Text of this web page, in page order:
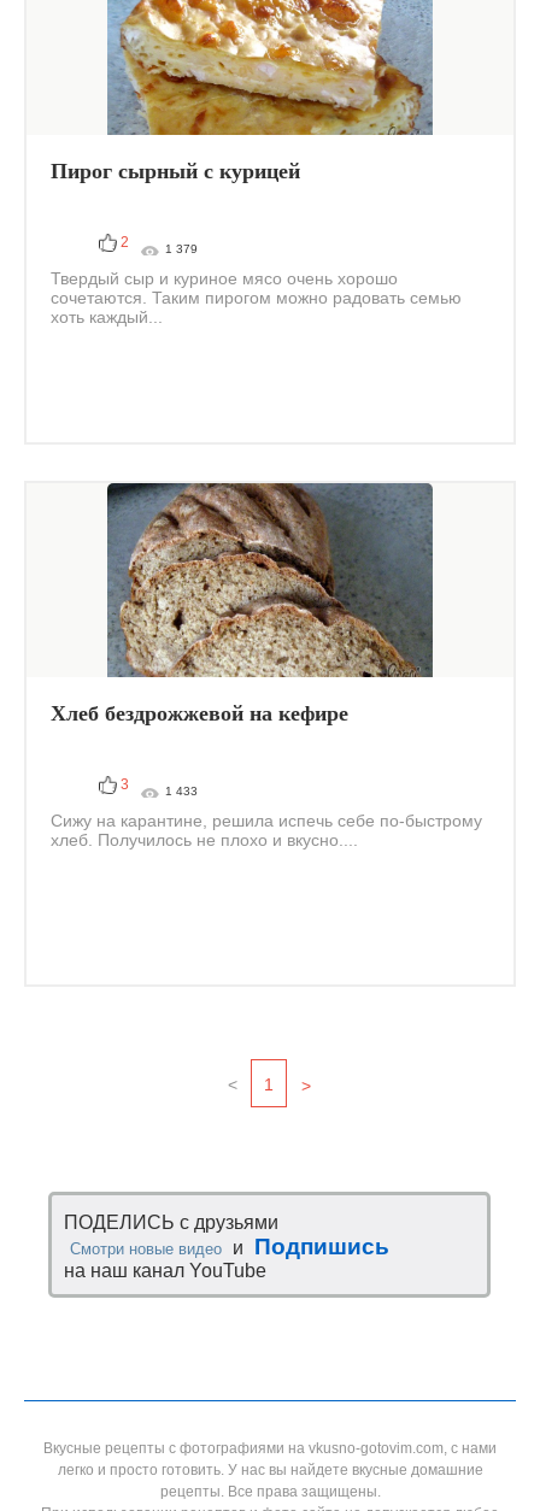
Пирог сырный с курицей
2 1 379
Твердый сыр и куриное мясо очень хорошо
сочетаются. Таким пирогом можно радовать семью
хоть каждый...
Хлеб бездрожжевой на кефире
3 1 433
Сижу на карантине, решила испечь себе по-быстрому
хлеб. Получилось не плохо и вкусно....
< 1 >
ПОДЕЛИСЬ с друзьями
Смотри новые видео и Подпишись
на наш канал YouTube
Вкусные рецепты с фотографиями на vkusno-gotovim.com, с нами
легко и просто готовить. У нас вы найдете вкусные домашние
рецепты. Все права защищены.